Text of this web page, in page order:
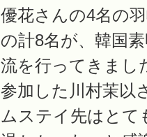
優花さんの4名の
の計8名が、韓国
流を行ってきまし
参加した川村茉以
ムステイ先はとて